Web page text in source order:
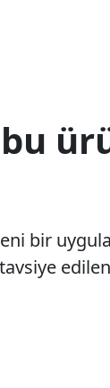
bir